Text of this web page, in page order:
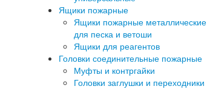
Ящики пожарные
Ящики пожарные металлические
для песка и ветоши
Ящики для реагентов
Головки соединительные пожарные
Муфты и контргайки
Головки заглушки и переходники